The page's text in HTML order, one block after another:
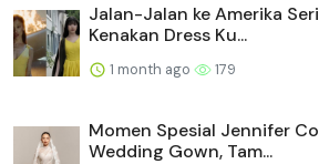
Jalan-Jalan ke Amerika
Kenakan Dress Ku...
1 month ago 179
Momen Spesial Jennifer
Wedding Gown, Tam...